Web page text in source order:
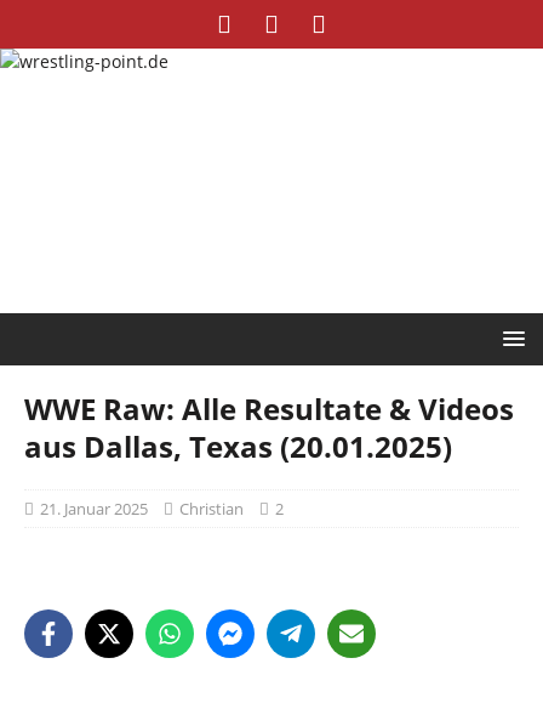
WWE Raw: Alle Resultate & Videos
aus Dallas, Texas (20.01.2025)
21. Januar 2025 Christian 2